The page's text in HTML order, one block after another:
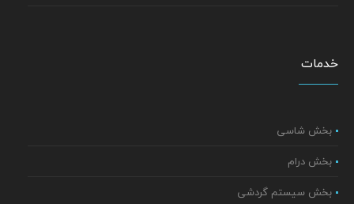
خدمات
بخش شاسی
بخش درام
بخش سیستم گردشی